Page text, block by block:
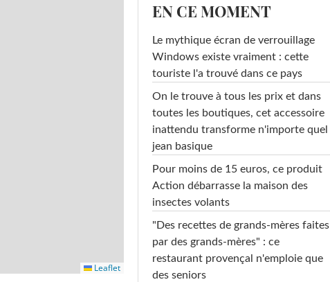
Leaflet
EN CE MOMENT
Le mythique écran de verrouillage
Windows existe vraiment : cette
touriste l'a trouvé dans ce pays
On le trouve à tous les prix et dans
toutes les boutiques, cet accessoire
inattendu transforme n'importe quel
jean basique
Pour moins de 15 euros, ce produit
Action débarrasse la maison des
insectes volants
"Des recettes de grands-mères faites
par des grands-mères" : ce
restaurant provençal n'emploie que
des seniors